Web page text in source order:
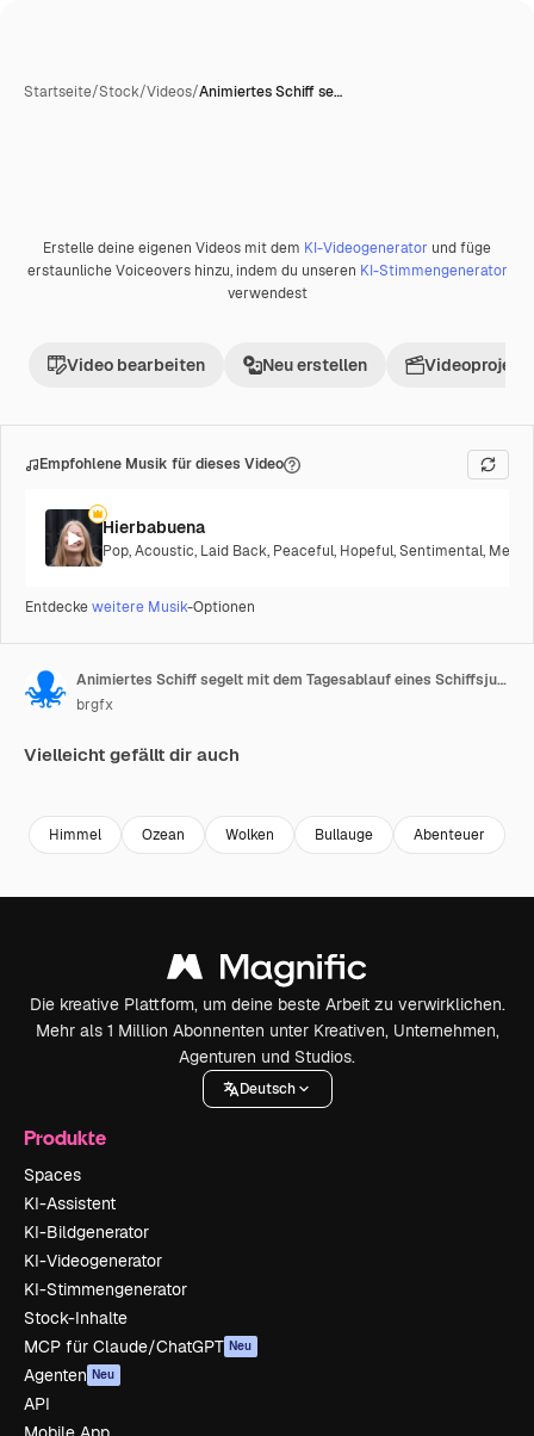
Startseite/Stock/Videos/Animiertes Schiff se…
Premium
Erstelle deine eigenen Videos mit dem KI-Videogenerator und füge
erstaunliche Voiceovers hinzu, indem du unseren KI-Stimmengenerator
verwendest
Video bearbeiten Neu erstellen Videoprojekt
Empfohlene Musik für dieses Video
Hierbabuena
Pop,Acoustic, Laid Back, Peaceful, Hopeful,Sentimental,
Entdeckeweitere Musik-Optionen
Animiertes Schiff segelt mit dem Tagesablauf eines Schiffsjungen
brgfx
Vielleicht gefällt dir auch
Himmel Ozean Wolken Bullauge Abenteuer
Die kreative Plattform, um deine beste Arbeit zu verwirklichen.
Mehr als 1 Million Abonnenten unter Kreativen, Unternehmen,
Agenturen und Studios.
Deutsch
Produkte
Spaces
KI-Assistent
KI-Bildgenerator
KI-Videogenerator
KI-Stimmengenerator
Stock-Inhalte
MCP für Claude/ChatGPT Neu
Agenten Neu
API